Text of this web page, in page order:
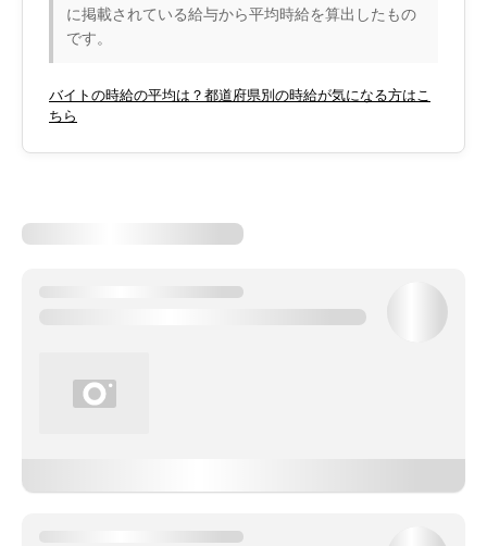
に掲載されている給与から平均時給を算出したもの
です。
バイトの時給の平均は？都道府県別の時給が気になる方はこ
ちら